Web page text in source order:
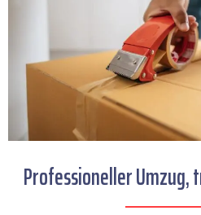
Professioneller Umzug,